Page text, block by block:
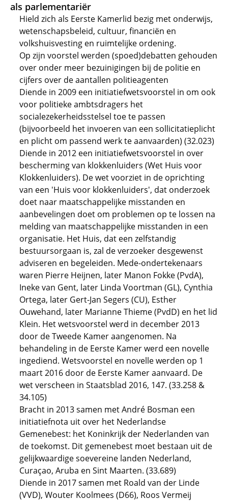
als parlementariër
Hield zich als Eerste Kamerlid bezig met onderwijs,
wetenschapsbeleid, cultuur, financiën en
volkshuisvesting en ruimtelijke ordening.
Op zijn voorstel werden (spoed)debatten gehouden
over onder meer bezuinigingen bij de politie en
cijfers over de aantallen politieagenten
Diende in 2009 een initiatiefwetsvoorstel in om ook
voor politieke ambtsdragers het
socialezekerheidsstelsel toe te passen
(bijvoorbeeld het invoeren van een sollicitatieplicht
en plicht om passend werk te aanvaarden) (32.023)
Diende in 2012 een initiatiefwetsvoorstel in over
bescherming van klokkenluiders (Wet Huis voor
Klokkenluiders). De wet voorziet in de oprichting
van een 'Huis voor klokkenluiders', dat onderzoek
doet naar maatschappelijke misstanden en
aanbevelingen doet om problemen op te lossen na
melding van maatschappelijke misstanden in een
organisatie. Het Huis, dat een zelfstandig
bestuursorgaan is, zal de verzoeker desgewenst
adviseren en begeleiden. Mede-ondertekenaars
waren Pierre Heijnen, later Manon Fokke (PvdA),
Ineke van Gent, later Linda Voortman (GL), Cynthia
Ortega, later Gert-Jan Segers (CU), Esther
Ouwehand, later Marianne Thieme (PvdD) en het lid
Klein. Het wetsvoorstel werd in december 2013
door de Tweede Kamer aangenomen. Na
behandeling in de Eerste Kamer werd een novelle
ingediend. Wetsvoorstel en novelle werden op 1
maart 2016 door de Eerste Kamer aanvaard. De
wet verscheen in Staatsblad 2016, 147. (33.258 &
34.105)
Bracht in 2013 samen met André Bosman een
initiatiefnota uit over het Nederlandse
Gemenebest: het Koninkrijk der Nederlanden van
de toekomst. Dit gemenebest moet bestaan uit de
gelijkwaardige soevereine landen Nederland,
Curaçao, Aruba en Sint Maarten. (33.689)
Diende in 2017 samen met Roald van der Linde
(VVD), Wouter Koolmees (D66), Roos Vermeij